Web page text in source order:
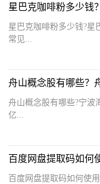
星巴克咖啡粉多少钱
星巴克咖啡粉多少钱?星
常见...
舟山概念股有哪些?宁波
亿...
百度网盘提取码如何使